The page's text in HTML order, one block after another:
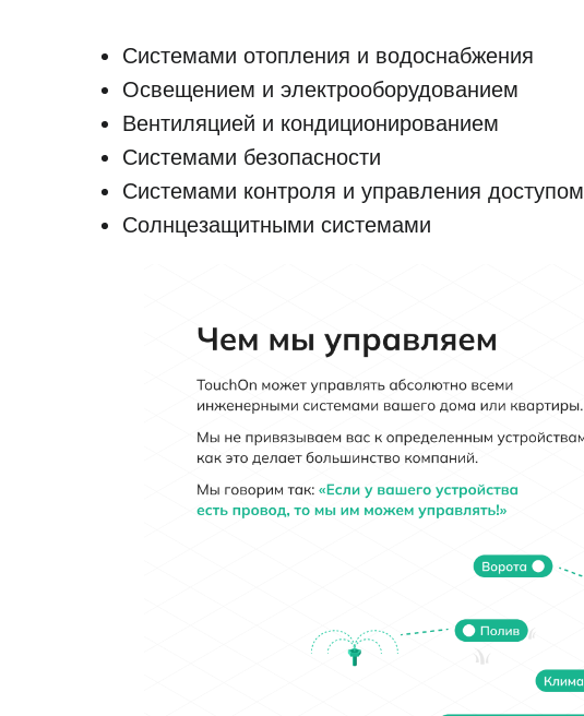
Системами отопления и водоснабжения
Освещением и электрооборудованием
Вентиляцией и кондиционированием
Системами безопасности
Системами контроля и управления доступом
Солнцезащитными системами